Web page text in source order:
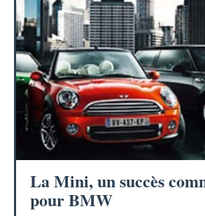
La Mini, un succès
pour BMW